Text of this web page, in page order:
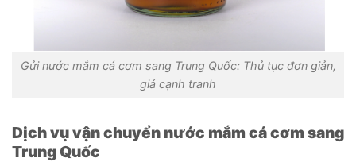
Gửi nước mắm cá cơm sang Trung Quốc: Thủ tục đơn giản,
giá cạnh tranh
Dịch vụ vận chuyển nước mắm cá cơm sang
Trung Quốc